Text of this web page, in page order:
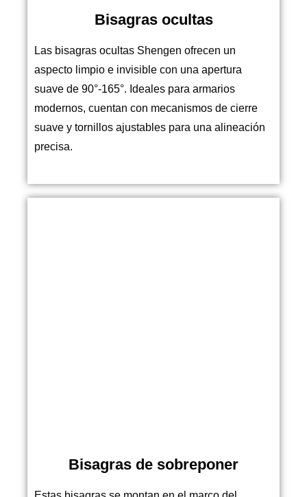
Bisagras ocultas
Las bisagras ocultas Shengen ofrecen un
aspecto limpio e invisible con una apertura
suave de 90°-165°. Ideales para armarios
modernos, cuentan con mecanismos de cierre
suave y tornillos ajustables para una alineación
precisa.
Bisagras de sobreponer